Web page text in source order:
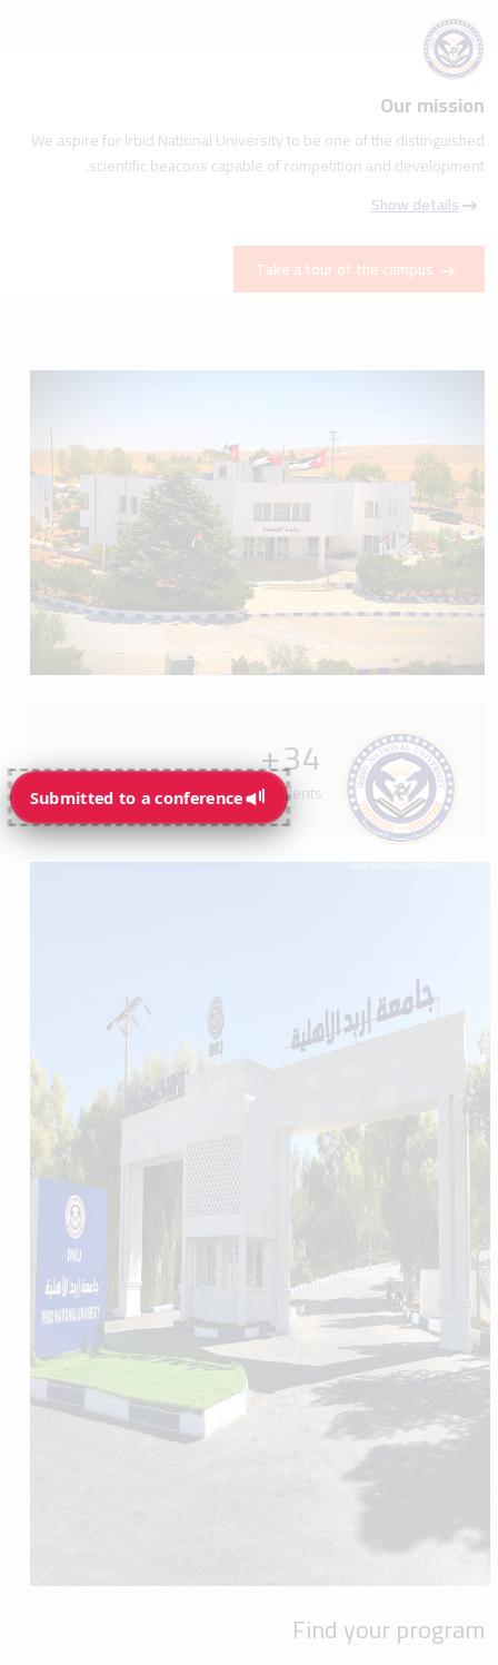
Submitted to a conference
Our mission
We aspire for Irbid National University to be one of the distinguished
scientific beacons capable of competition and development.
Show details
Take a tour of the campus
34
+
Programs available for students
Find your program
Submitted to a conference